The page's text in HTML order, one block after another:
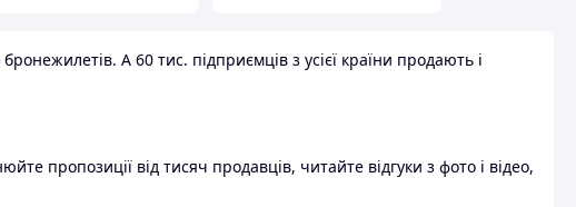
А 60 тис. підприємців з усієї країни продають і
пропозиції від тисяч продавців, читайте відгуки з фото і відео,